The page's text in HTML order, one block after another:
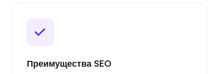
Преимущества SEO